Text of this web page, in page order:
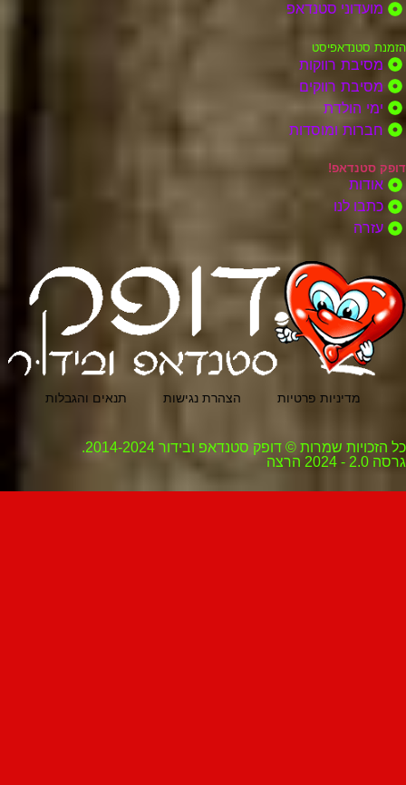
מועדוני סטנדאפ
הזמנת סטנדאפיסט
מסיבת רווקות
מסיבת רווקים
ימי הולדת
חברות ומוסדות
דופק סטנדאפ!
אודות
כתבו לנו
עזרה
מדיניות פרטיות הצהרת נגישות תנאים והגבלות
כל הזכויות שמרות © דופק סטנדאפ ובידור 2014-2024.
גרסה 2.0 - 2024 הרצה